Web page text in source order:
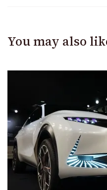
You may also